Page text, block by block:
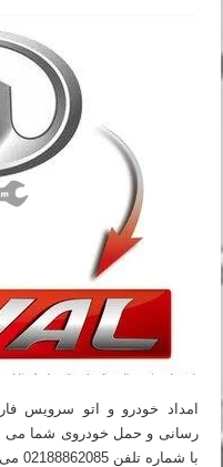
امداد خودرو و اتو سرویس
رسانی و حمل خودروی شما می
با شماره تلفن 02188862085 می‏ توانید از خدمات ما استفاده نمایید.